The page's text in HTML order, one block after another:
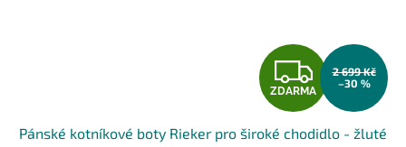
Z
D
ZDARMA
2 699 Kč
–30 %
Pánské kotníkové boty Rieker pro široké chodidlo - žluté